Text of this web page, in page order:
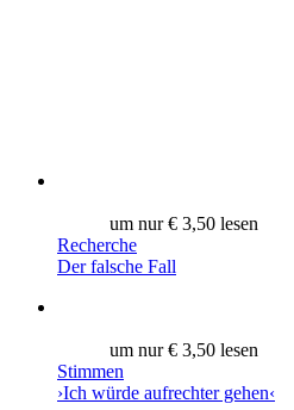
um nur € 3,50 lesen
Recherche
Der falsche Fall
um nur € 3,50 lesen
Stimmen
›Ich würde aufrechter gehen‹